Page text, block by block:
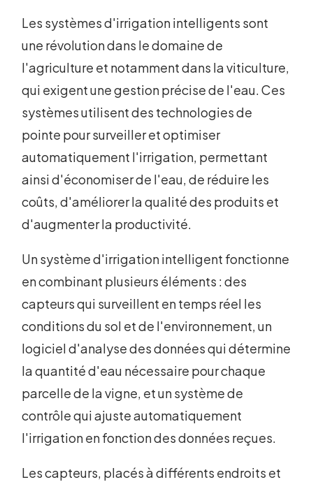
Les systèmes d'irrigation intelligents sont
une révolution dans le domaine de
l'agriculture et notamment dans la viticulture,
qui exigent une gestion précise de l'eau. Ces
systèmes utilisent des technologies de
pointe pour surveiller et optimiser
automatiquement l'irrigation, permettant
ainsi d'économiser de l'eau, de réduire les
coûts, d'améliorer la qualité des produits et
d'augmenter la productivité.
Un système d'irrigation intelligent fonctionne
en combinant plusieurs éléments : des
capteurs qui surveillent en temps réel les
conditions du sol et de l'environnement, un
logiciel d'analyse des données qui détermine
la quantité d'eau nécessaire pour chaque
parcelle de la vigne, et un système de
contrôle qui ajuste automatiquement
l'irrigation en fonction des données reçues.
Les capteurs, placés à différents endroits et